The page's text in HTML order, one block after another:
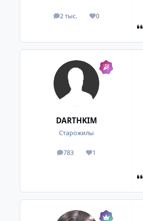
2 тыс.
посты 0
Репутация
DARTHKIM
Старожилы
783
посты 1
Репутация